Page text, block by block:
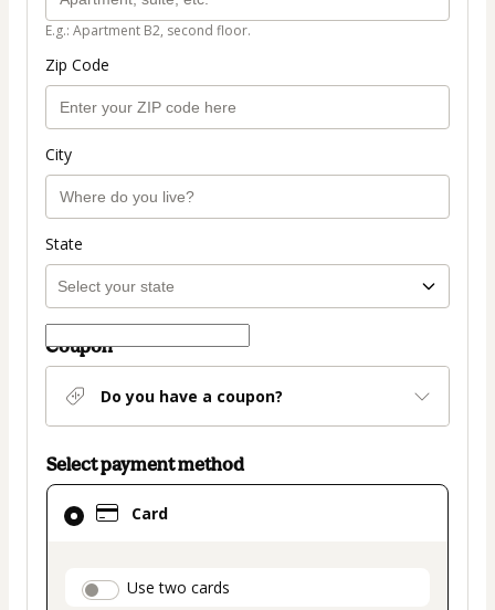
E.g.: Apartment B2, second floor.
Zip Code
City
State
Coupon
Do you have a coupon?
Select payment method
Card
payment_data.section_title_v2
Use two cards
Card
selected
method